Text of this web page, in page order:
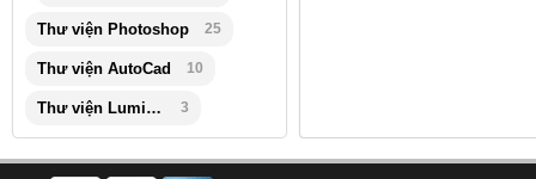
Thư viện Photoshop 25
Thư viện AutoCad 10
Thư viện Lumion 3